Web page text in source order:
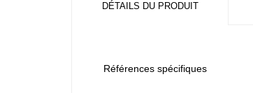
DÉTAILS DU PRODUIT
Références spécifiques